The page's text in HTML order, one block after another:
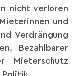
nicht verloren
und
Verdrängung
Bezahlbarer
Mieterschutz
Politik.